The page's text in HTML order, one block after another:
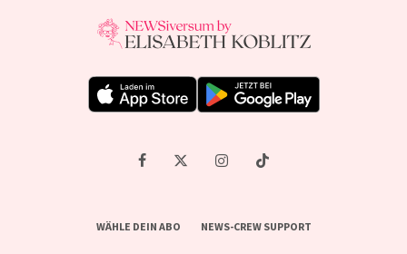
WÄHLE DEIN ABO NEWS-CREW SUPPORT